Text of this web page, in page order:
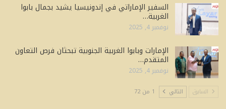
السفير الإماراتي في إندونيسيا يشيد بجمال بابوا
الغربية…
نوفمبر 4, 2025
الإمارات وبابوا الغربية الجنوبية تبحثان فرص التعاون
المتقدم…
نوفمبر 4, 2025
السابق التالي 1 من 72